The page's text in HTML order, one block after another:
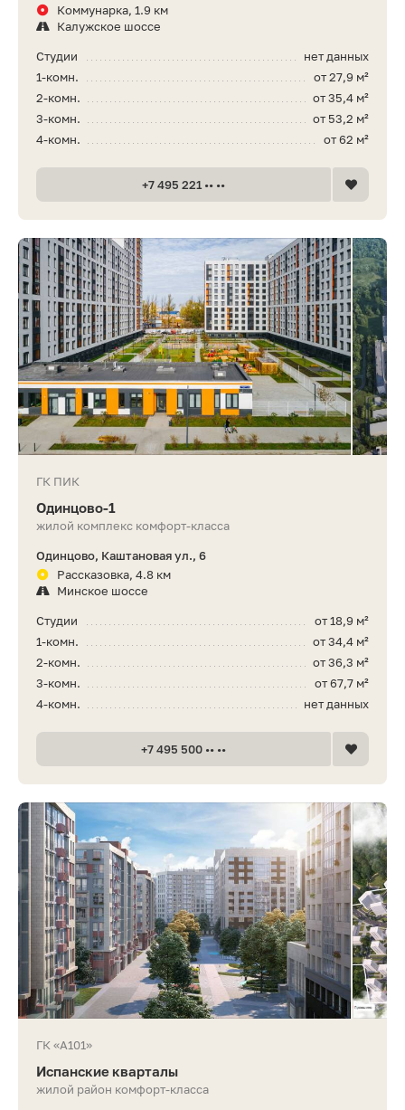
Коммунарка, 1.9 км
Калужское шоссе
нет данных
Студии
от 27,9 м²
1-комн.
от 35,4 м²
2-комн.
от 53,2 м²
3-комн.
от 62 м²
4-комн.
+7 495 221 •• ••
ГК ПИК
Одинцово-1
жилой комплекс комфорт-класса
Одинцово, Каштановая ул., 6
Рассказовка, 4.8 км
Минское шоссе
от 18,9 м²
Студии
от 34,4 м²
1-комн.
от 36,3 м²
2-комн.
от 67,7 м²
3-комн.
нет данных
4-комн.
+7 495 500 •• ••
ГК «А101»
Испанские кварталы
жилой район комфорт-класса